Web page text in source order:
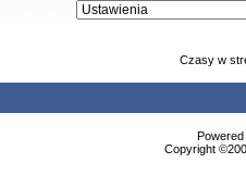
Czasy w
Copyright